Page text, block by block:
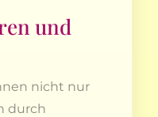
und
nicht nur
durch